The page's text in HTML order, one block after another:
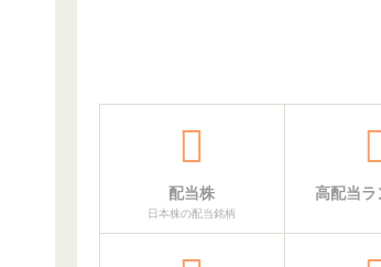
配当株
日本株の配当銘柄
高配当ラ